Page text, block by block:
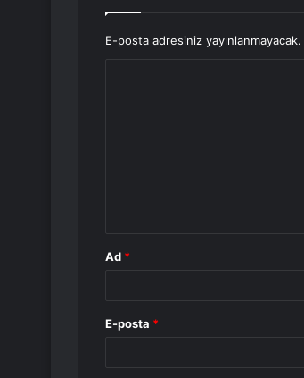
E-posta adresiniz yayınlanmayacak.
Ad *
E-posta *